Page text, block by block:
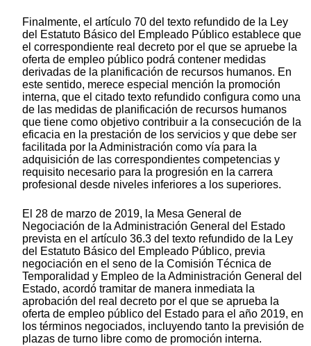
Finalmente, el artículo 70 del texto refundido de la Ley
del Estatuto Básico del Empleado Público establece que
el correspondiente real decreto por el que se apruebe la
oferta de empleo público podrá contener medidas
derivadas de la planificación de recursos humanos. En
este sentido, merece especial mención la promoción
interna, que el citado texto refundido configura como una
de las medidas de planificación de recursos humanos
que tiene como objetivo contribuir a la consecución de la
eficacia en la prestación de los servicios y que debe ser
facilitada por la Administración como vía para la
adquisición de las correspondientes competencias y
requisito necesario para la progresión en la carrera
profesional desde niveles inferiores a los superiores.
El 28 de marzo de 2019, la Mesa General de
Negociación de la Administración General del Estado
prevista en el artículo 36.3 del texto refundido de la Ley
del Estatuto Básico del Empleado Público, previa
negociación en el seno de la Comisión Técnica de
Temporalidad y Empleo de la Administración General del
Estado, acordó tramitar de manera inmediata la
aprobación del real decreto por el que se aprueba la
oferta de empleo público del Estado para el año 2019, en
los términos negociados, incluyendo tanto la previsión de
plazas de turno libre como de promoción interna.